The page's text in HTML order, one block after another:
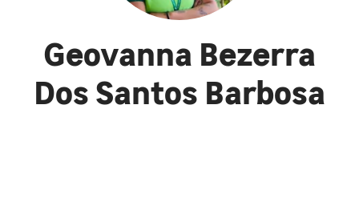
Geovanna Bezerra
Dos Santos Barbosa